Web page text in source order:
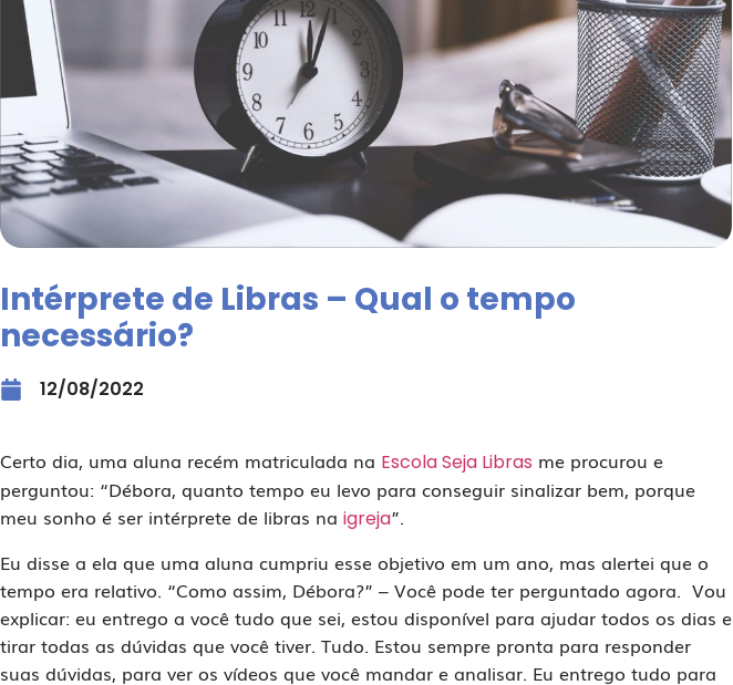
Intérprete de Libras – Qual o tempo
necessário?
12/08/2022
Certo dia, uma aluna recém matriculada na Escola Seja Libras me procurou e
perguntou: “Débora, quanto tempo eu levo para conseguir sinalizar bem, porque
meu sonho é ser intérprete de libras na igreja”.
Eu disse a ela que uma aluna cumpriu esse objetivo em um ano, mas alertei que o
tempo era relativo. “Como assim, Débora?” – Você pode ter perguntado agora. Vou
explicar: eu entrego a você tudo que sei, estou disponível para ajudar todos os dias e
tirar todas as dúvidas que você tiver. Tudo. Estou sempre pronta para responder
suas dúvidas, para ver os vídeos que você mandar e analisar. Eu entrego tudo para